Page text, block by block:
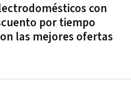
con
por tiempo
las mejores ofertas